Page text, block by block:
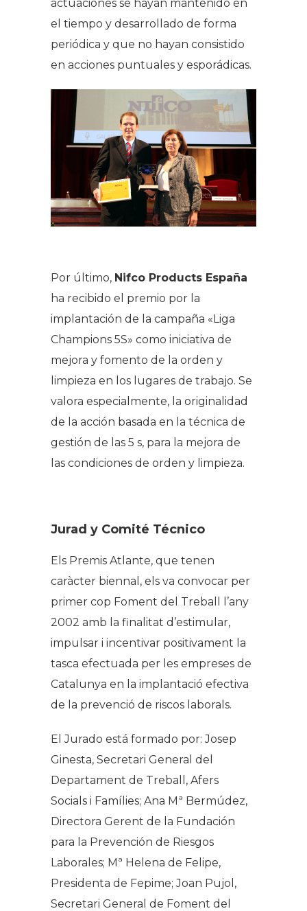
actuaciones se hayan mantenido en
el tiempo y desarrollado de forma
periódica y que no hayan consistido
en acciones puntuales y esporádicas.
Por último, Nifco Products España
ha recibido el premio por la
implantación de la campaña «Liga
Champions 5S» como iniciativa de
mejora y fomento de la orden y
limpieza en los lugares de trabajo. Se
valora especialmente, la originalidad
de la acción basada en la técnica de
gestión de las 5 s, para la mejora de
las condiciones de orden y limpieza.
Jurad y Comité Técnico
Els Premis Atlante, que tenen
caràcter biennal, els va convocar per
primer cop Foment del Treball l’any
2002 amb la finalitat d’estimular,
impulsar i incentivar positivament la
tasca efectuada per les empreses de
Catalunya en la implantació efectiva
de la prevenció de riscos laborals.
El Jurado está formado por:Josep
Ginesta, Secretari General del
Departament de Treball, Afers
Socials i Famílies; Ana Mª Bermúdez,
Directora Gerent de la Fundación
para la Prevención de Riesgos
Laborales; Mª Helena de Felipe,
Presidenta de Fepime; Joan Pujol,
Secretari General de Foment del